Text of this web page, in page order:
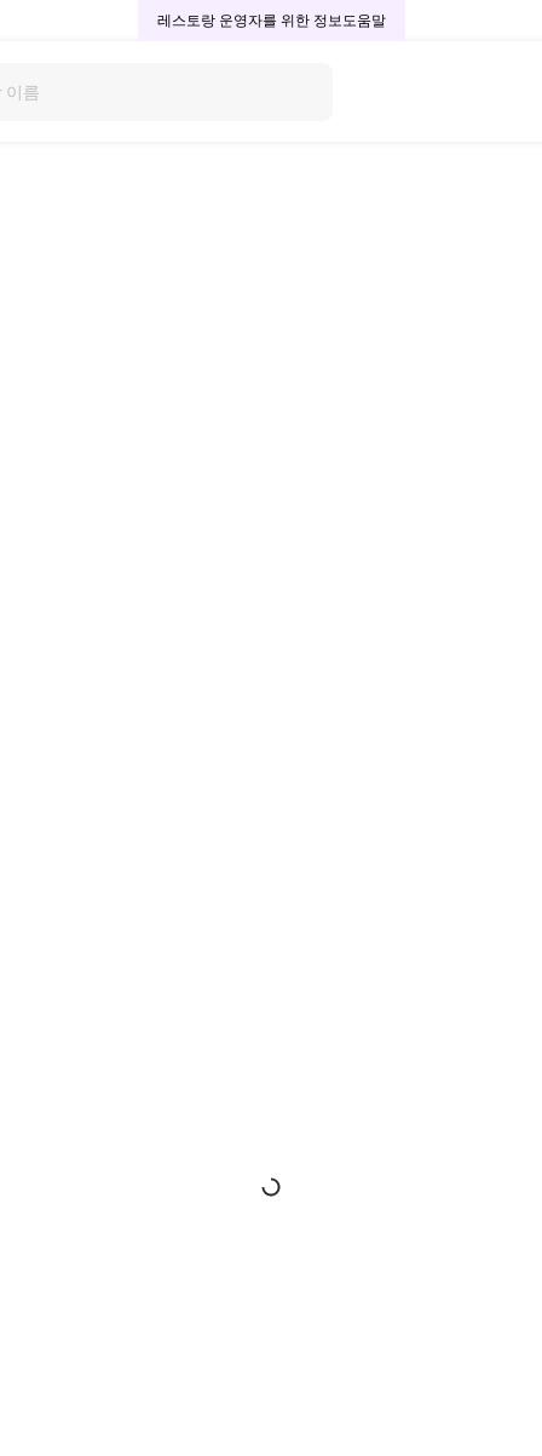
레스토랑 운영자를 위한 정보도움말